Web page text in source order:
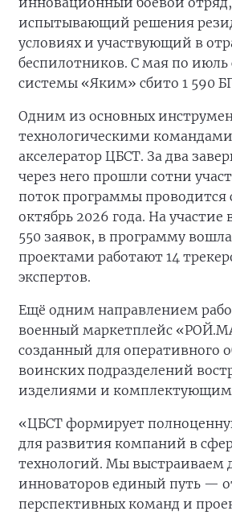
испытывающий решения
условиях и участвующий в
беспилотников. С мая по
системы «Яким» сбито 1 590
Одним из основных
технологическими командами
акселератор ЦБСТ. За два
через него прошли сотни
поток программы проводится
октябрь 2026 года. На участие
550 заявок, в программу
проектами работают 14
экспертов.
Ещё одним направлением
военный маркетплейс
созданный для оперативного
воинских подразделений
изделиями и
«ЦБСТ формирует
для развития компаний в
технологий. Мы выстраиваем
инноваторов единый путь —
перспективных команд и